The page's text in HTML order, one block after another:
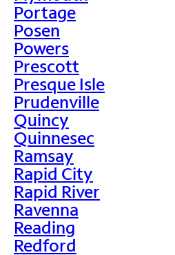
Portage
Posen
Powers
Prescott
Presque Isle
Prudenville
Quincy
Quinnesec
Ramsay
Rapid City
Rapid River
Ravenna
Reading
Redford